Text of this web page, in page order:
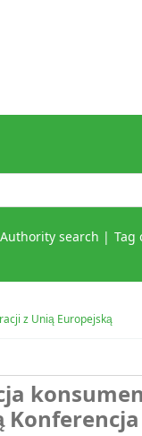
Authority search Tag
z Unią Europejską